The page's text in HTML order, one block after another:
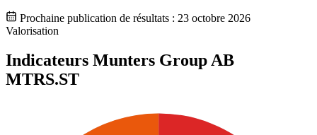
Prochaine publication de résultats : 23 octobre 2026
Valorisation
Indicateurs Munters Group AB
MTRS.ST